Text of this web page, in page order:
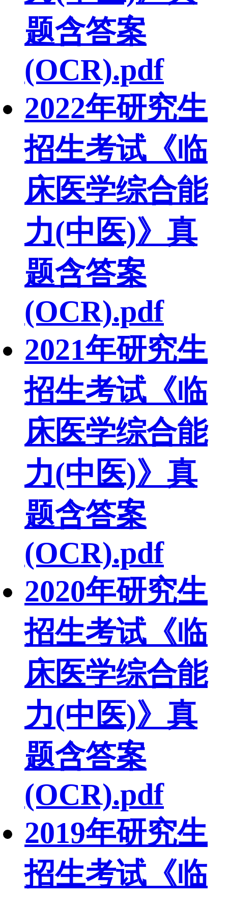
题含答案
(OCR).pdf
2022年研究生
招生考试《临
床医学综合能
力(中医)》真
题含答案
(OCR).pdf
2021年研究生
招生考试《临
床医学综合能
力(中医)》真
题含答案
(OCR).pdf
2020年研究生
招生考试《临
床医学综合能
力(中医)》真
题含答案
(OCR).pdf
2019年研究生
招生考试《临